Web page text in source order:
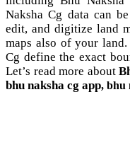
Naksha Cg data can
edit, and digitize land
maps also of your
Cg define the exact
Let’s read more about
bhu naksha cg app, bhu